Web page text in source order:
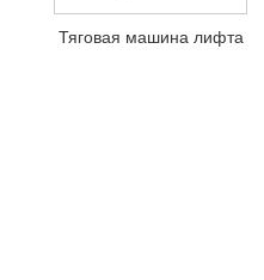
Тяговая машина лифта